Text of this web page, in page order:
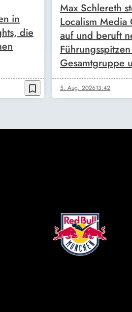
in
die
bookmark_border
Max Schlereth
Localism Media
auf und beruft
Gesamtgruppe
5. Aug. 202613:42